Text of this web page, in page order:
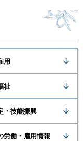
用
祉
・技能振興
労働・雇用情報